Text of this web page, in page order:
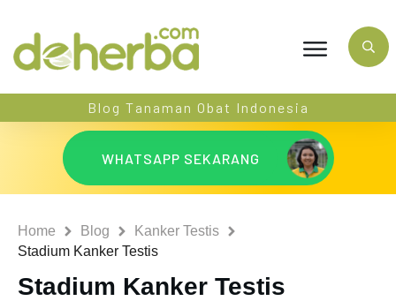
Blog Tanaman Obat Indonesia
WHATSAPP SEKARANG
Home Blog
Kanker Testis
Stadium Kanker Testis
Stadium Kanker Testis